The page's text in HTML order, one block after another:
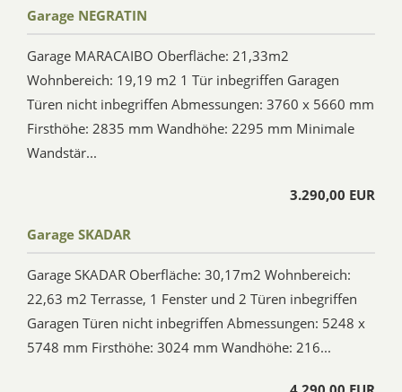
Garage NEGRATIN
Garage MARACAIBO Oberfläche: 21,33m2
Wohnbereich: 19,19 m2 1 Tür inbegriffen Garagen
Türen nicht inbegriffen Abmessungen: 3760 x 5660 mm
Firsthöhe: 2835 mm Wandhöhe: 2295 mm Minimale
Wandstär...
3.290,00 EUR
Garage SKADAR
Garage SKADAR Oberfläche: 30,17m2 Wohnbereich:
22,63 m2 Terrasse, 1 Fenster und 2 Türen inbegriffen
Garagen Türen nicht inbegriffen Abmessungen: 5248 x
5748 mm Firsthöhe: 3024 mm Wandhöhe: 216...